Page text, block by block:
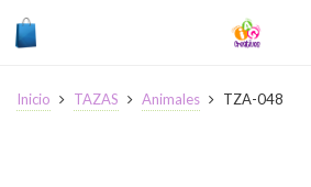
Inicio TAZAS Animales TZA-048